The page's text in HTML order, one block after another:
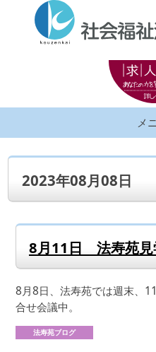
メ
2023年08月08日
8月11日 法寿苑見
8月8日、法寿苑では週末、
合せ会議中。
法寿苑ブログ